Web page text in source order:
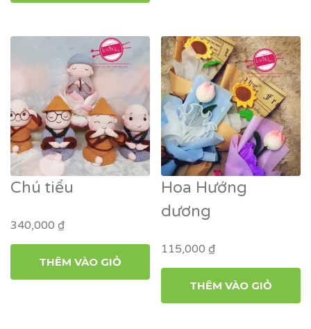
Chú tiểu
340,000 ₫
THÊM VÀO GIỎ
Hoa Hướng
dương
115,000₫
THÊM VÀO GIỎ